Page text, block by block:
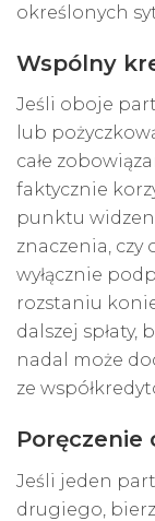
określonych
Wspólny
Jeśli oboje
lub
całe
faktycznie
punktu
znaczenia, czy
wyłącznie
rozstaniu
dalszej spłaty,
nadal może
ze
Poręczenie
Jeśli jeden
drugiego,